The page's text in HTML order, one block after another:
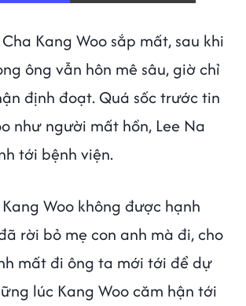
Kang Woo sắp mất, sau khi
ông vẫn hôn mê sâu, giờ chỉ
định đoạt. Quá sốc trước tin
như người mất hồn, Lee Na
tới bệnh viện.
Woo không được hạnh
rời bỏ mẹ con anh mà đi, cho
mất đi ông ta mới tới để dự
lúc Kang Woo căm hận tới